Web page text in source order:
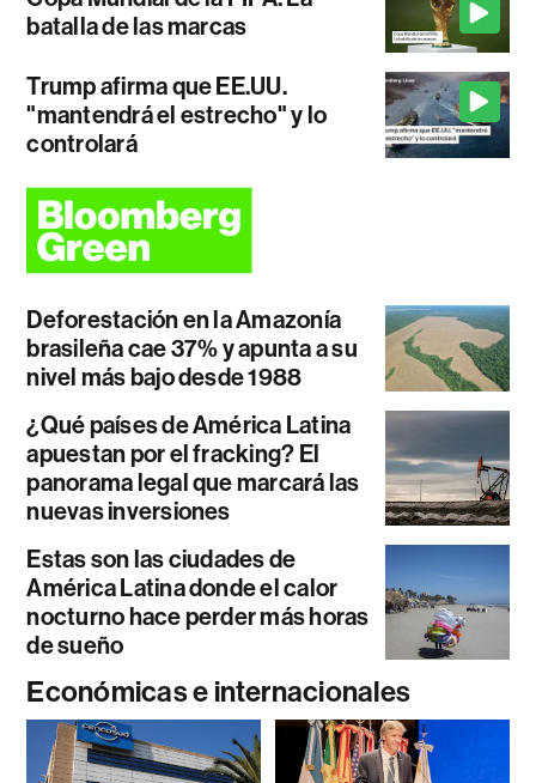
batalla de las marcas
Trump afirma que EE.UU.
"mantendrá el estrecho" y lo
controlará
Deforestación en la Amazonía
brasileña cae 37% y apunta a su
nivel más bajo desde 1988
¿Qué países de América Latina
apuestan por el fracking? El
panorama legal que marcará las
nuevas inversiones
Estas son las ciudades de
América Latina donde el calor
nocturno hace perder más horas
de sueño
Económicas e internacionales